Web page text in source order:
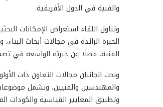
والفنية في الدول الأفريقية.
وتناول اللقاء استعراض الإمكانات
الخبرة الرائدة في مجالات أبحاث
الفنية، فضلًا عن خبرته الواسعة في
وبحث الجانبان مجالات التعاون ذات
والمهندسين والفنيين، وتشمل موضوعات
وتطبيق المعايير القياسية والكودات